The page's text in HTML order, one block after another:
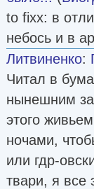
to fixx: в
небось и в
Литвиненко:
Читал в
нынешним
этого
ночами,
или гдр-
твари, я все